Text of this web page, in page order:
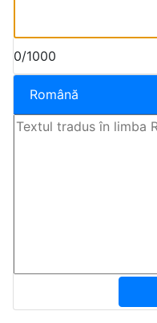
0/1000
Română